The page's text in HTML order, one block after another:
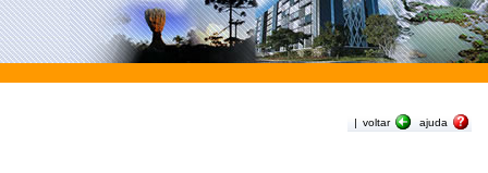
| voltar ajuda